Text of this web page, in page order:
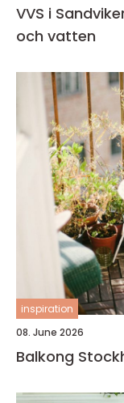
VVS i
och vatten
inspiration
08. June 2026
Balkong